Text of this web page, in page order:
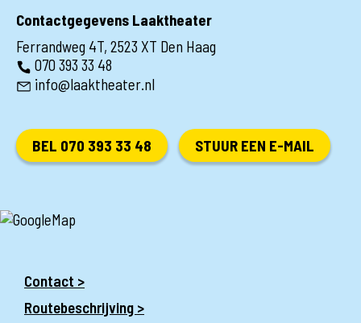
Contactgegevens Laaktheater
Ferrandweg 4T, 2523 XT Den Haag
070 393 33 48
info@laaktheater.nl
BEL 070 393 33 48 STUUR EEN E-MAIL
Contact >
Routebeschrijving >